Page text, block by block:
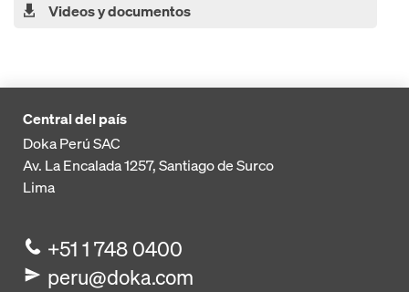
Videos y documentos
Central del país
Doka Perú SAC
Av. La Encalada 1257,Santiago de Surco
Lima
+51 1 748 0400
peru@doka.com